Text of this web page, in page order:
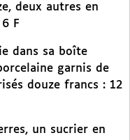
deux autres en
F
dans sa boîte
garnis de
douze francs : 12
un sucrier en